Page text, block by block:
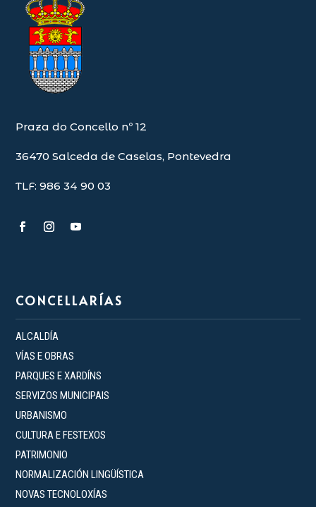
Praza do Concello nº 12
36470 Salceda de Caselas, Pontevedra
TLF: 986 34 90 03
CONCELLARÍAS
ALCALDÍA
VÍAS E OBRAS
PARQUES E XARDÍNS
SERVIZOS MUNICIPAIS
URBANISMO
CULTURA E FESTEXOS
PATRIMONIO
NORMALIZACIÓN LINGÜÍSTICA
NOVAS TECNOLOXÍAS